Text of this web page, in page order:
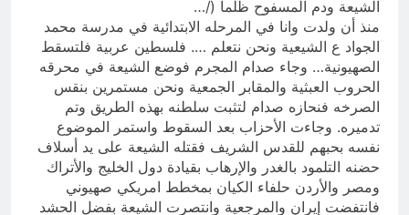
11 ساعة Ago
سَأُنَبِّئُكَ بِتَأْوِيلِ مَا لَمْ تَسْتَطِعْ فهمه في
“اتفاقية مكة” شرطي الناتو الخليجي
النووي الجديد لتحجيم دور إيران وفصائلها
الولائية وحتى إسرائيل؟
الشيعة ودم المسفوح ظلما (/…
منذ أن ولدت وانا في المرحله الابتدائية في مدرسة محمد
الجواد ع الشيعية ونحن نتعلم …. فلسطين عربية فلتسقط
الصهيونية… وجاء صدام المجرم فوضع الشيعة في محرقه
الحروب العبثية والمقابر الجمعية ونحن مستمرين بنقس
الصرخه فنحازه صدام لتثبت سلطنه بهذه الطريق وتم
تدميره. وجاءت الأحزاب بعد السقوط واستمر الموضوع
نفسه بحبهم للقدس الشريف فقتله الشيعة على يد أسلاف
حضنه التلمود بالغدر والإرهاب بقيادة دول الخليج والأتراك
ومصر والأردن حلفاء الكيان بمخطط امريكي صهيوني
فانتفضت إيران والمرجعية وانتصرت الشيعة بفضل الحشد